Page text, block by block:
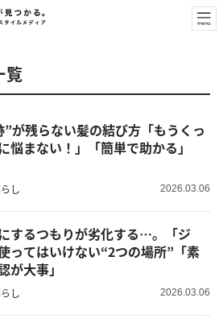
覧
”が残らない髪の結び方「もうくっ
悩まない！」「簡単で助かる」
し 2026.03.06
するつもりが劣化する…。「ジ
ってはいけない“2つの場所”「素
が大事」
し 2026.03.06